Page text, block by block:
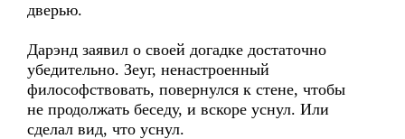
дверью.
Дарэнд заявил о своей догадке достаточно
убедительно. Зеуг, ненастроенный
философствовать, повернулся к стене, чтобы
не продолжать беседу, и вскоре уснул. Или
сделал вид, что уснул.